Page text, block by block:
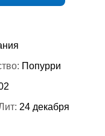
Попурри
24 декабря